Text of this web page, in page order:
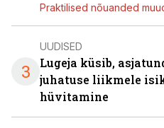
Praktilised nõuanded
3
UUDISED
Lugeja küsib,
juhatuse liikmele
hüvitamine